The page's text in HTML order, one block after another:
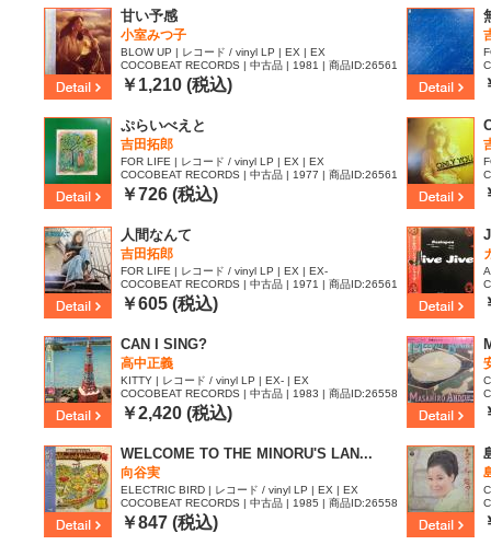
甘い予感
小室みつ子
BLOW UP | レコード / vinyl LP | EX | EX
COCOBEAT RECORDS | 中古品 | 1981 | 商品ID:26561
69
￥1,210 (税込)
ぷらいべえと
吉田拓郎
FOR LIFE | レコード / vinyl LP | EX | EX
COCOBEAT RECORDS | 中古品 | 1977 | 商品ID:26561
10
￥726 (税込)
人間なんて
吉田拓郎
FOR LIFE | レコード / vinyl LP | EX | EX-
COCOBEAT RECORDS | 中古品 | 1971 | 商品ID:26561
06
￥605 (税込)
CAN I SING?
高中正義
KITTY | レコード / vinyl LP | EX- | EX
COCOBEAT RECORDS | 中古品 | 1983 | 商品ID:26558
76
￥2,420 (税込)
WELCOME TO THE MINORU'S LAN...
向谷実
ELECTRIC BIRD | レコード / vinyl LP | EX | EX
COCOBEAT RECORDS | 中古品 | 1985 | 商品ID:26558
30
￥847 (税込)